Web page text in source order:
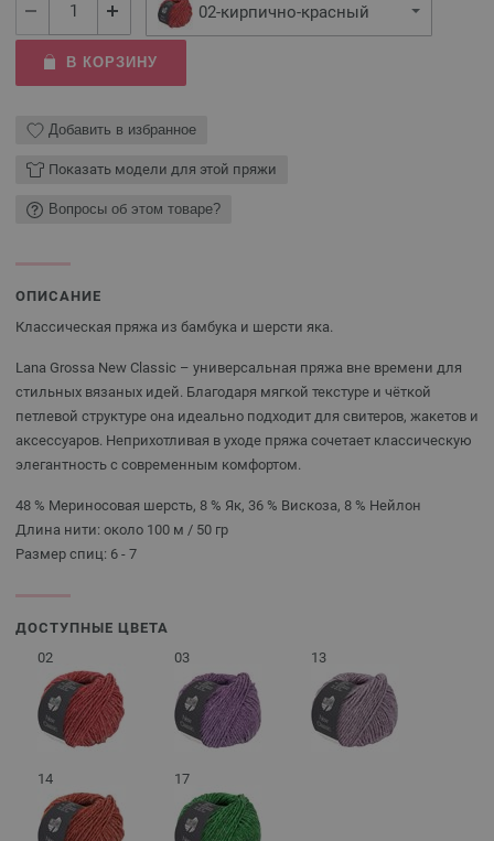
02-кирпично-красный
В КОРЗИНУ
Добавить в избранное
Показать модели для этой пряжи
Вопросы об этом товаре?
ОПИСАНИЕ
Классическая пряжа из бамбука и шерсти яка.
Lana Grossa New Classic – универсальная пряжа вне времени для
стильных вязаных идей. Благодаря мягкой текстуре и чёткой
петлевой структуре она идеально подходит для свитеров, жакетов и
аксессуаров. Неприхотливая в уходе пряжа сочетает классическую
элегантность с современным комфортом.
48 % Мериносовая шерсть, 8 % Як, 36 % Вискоза, 8 % Нейлон
Длина нити: около 100 м / 50 гр
Размер спиц: 6 - 7
ДОСТУПНЫЕ ЦВЕТА
02
03 13
14 17